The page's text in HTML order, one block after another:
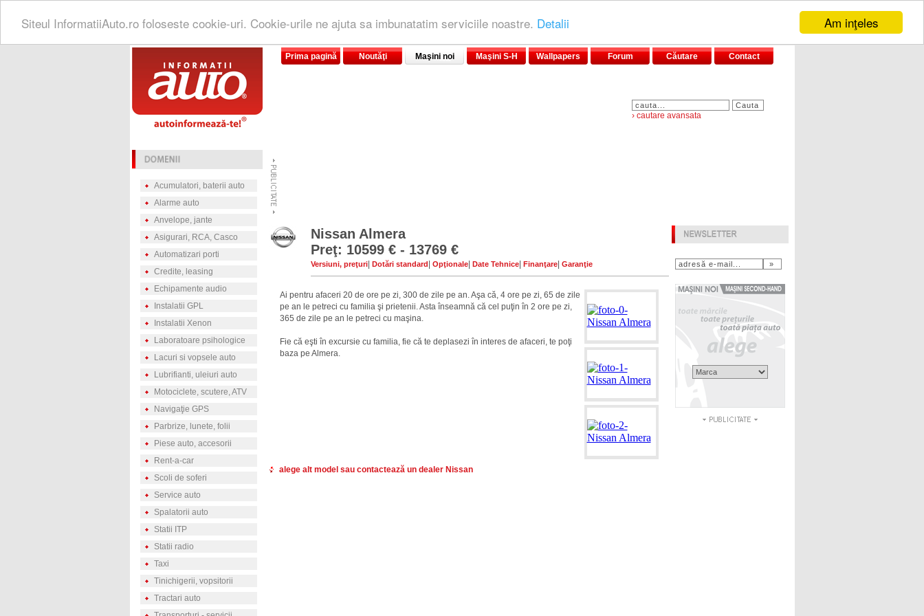
Am inţeles
Siteul InformatiiAuto.ro foloseste cookie-uri. Cookie-urile ne ajuta sa imbunatatim serviciile noastre. Detalii
Prima pagină Noutăţi Maşini noi Maşini S-H Wallpapers Forum Căutare Contact
› cautare avansata
Acumulatori, baterii auto
Alarme auto
Anvelope, jante
Asigurari, RCA, Casco
Automatizari porti
Credite, leasing
Echipamente audio
Instalatii GPL
Instalatii Xenon
Laboratoare psihologice
Lacuri si vopsele auto
Lubrifianti, uleiuri auto
Motociclete, scutere, ATV
Navigaţie GPS
Parbrize, lunete, folii
Piese auto, accesorii
Rent-a-car
Scoli de soferi
Service auto
Spalatorii auto
Statii ITP
Statii radio
Taxi
Tinichigerii, vopsitorii
Tractari auto
Nissan Almera
Preţ: 10599 € - 13769 €
Versiuni, preţuri| Dotări standard Opţionale| Date Tehnice| Finanţare| Garanţie
Ai pentru afaceri 20 de ore pe zi, 300 de zile pe an. Aşa că, 4 ore pe zi, 65 de zile
pe an le petreci cu familia şi prietenii. Asta înseamnă că cel puţin în 2 ore pe zi,
365 de zile pe an le petreci cu maşina.
Fie că eşti în excursie cu familia, fie că te deplasezi în interes de afaceri, te poţi
baza pe Almera.
alege alt model sau contactează un dealer Nissan